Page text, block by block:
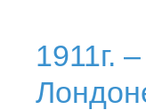
1911г.